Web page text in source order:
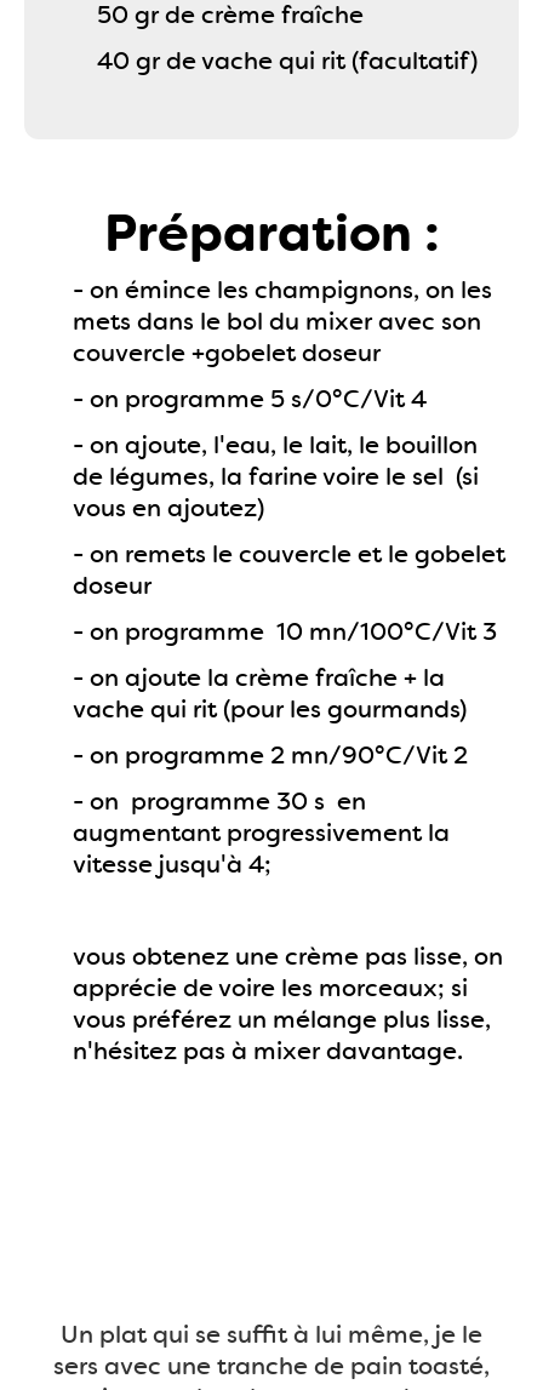
50 gr de crème fraîche
40 gr de vache qui rit (facultatif)
Préparation :
- on émince les champignons, on les
mets dans le bol du mixer avec son
couvercle +gobelet doseur
- on programme 5 s/0°C/Vit 4
- on ajoute, l'eau, le lait, le bouillon
de légumes, la farine voire le sel (si
vous en ajoutez)
- on remets le couvercle et le gobelet
doseur
- on programme 10 mn/100°C/Vit 3
- on ajoute la crème fraîche + la
vache qui rit (pour les gourmands)
- on programme 2 mn/90°C/Vit 2
- on programme 30 s en
augmentant progressivement la
vitesse jusqu'à 4;
vous obtenez une crème pas lisse, on
apprécie de voire les morceaux; si
vous préférez un mélange plus lisse,
n'hésitez pas à mixer davantage.
Un plat qui se suffit à lui même, je le
sers avec une tranche de pain toasté,